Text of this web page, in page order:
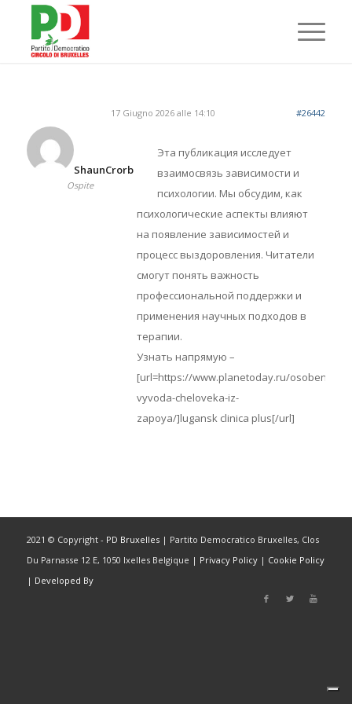
17 Giugno 2026 alle 14:10 #26442
ShaunCrorb
Ospite
Эта публикация исследует
взаимосвязь зависимости и
психологии. Мы обсудим, как
психологические аспекты влияют
на появление зависимостей и
процесс выздоровления. Читатели
смогут понять важность
профессиональной поддержки и
применения научных подходов в
терапии.
Узнать напрямую –
[url=https://www.planetoday.ru/
vyvoda-cheloveka-iz-
zapoya/]lugansk clinica plus[/url]
2021 © Copyright - PD Bruxelles| Partito Democratico Bruxelles, Clos
Du Parnasse 12 E, 1050 Ixelles Belgique | Privacy Policy| Cookie Policy
| Developed By